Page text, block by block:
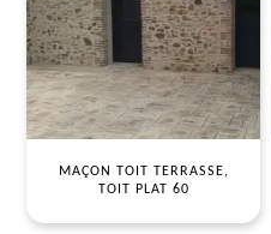
MAÇON TOIT TERRASSE,
TOIT PLAT 60